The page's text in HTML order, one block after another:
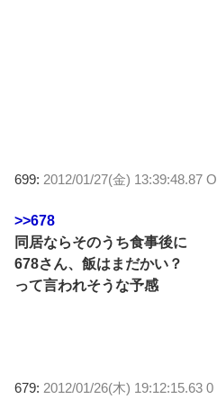
699: 2012/01/27(金) 13:39:48.87 O
>>678
同居ならそのうち食事後に
678さん、飯はまだかい？
って言われそうな予感
679: 2012/01/26(木) 19:12:15.63 0